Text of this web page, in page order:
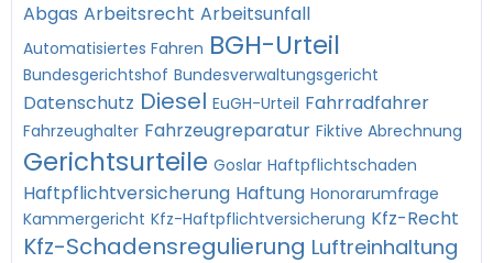
Abgas Arbeitsrecht Arbeitsunfall
Automatisiertes Fahren BGH-Urteil
Bundesgerichtshof Bundesverwaltungsgericht
Datenschutz Diesel EuGH-Urteil Fahrradfahrer
Fahrzeughalter Fahrzeugreparatur Fiktive Abrechnung
Gerichtsurteile Goslar Haftpflichtschaden
Haftpflichtversicherung Haftung Honorarumfrage
Kammergericht Kfz-Haftpflichtversicherung Kfz-Recht
Kfz-Schadensregulierung Luftreinhaltung